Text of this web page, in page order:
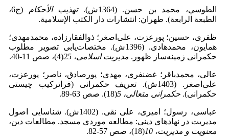
الطوسي، محمد بن حسن. (1364ش). تهذيب الأحكام
(ج6،
الطبعة الرابعة). طهران: انتشارات دار الكتب الإسلامية.
ظفری، حسین؛ پورعزت، علی‌اصغر؛ ذوالفقارزاده، محمدمهدی؛
همایون، محمدهادی. (1396ش). مختصات‌یابی تصویر مطلوب
حکمرانی زمینه‌ساز ظهور. مدیریت اسلامی، 25 (4)، صص 11-40.
عالی، محمدباقر؛ غضنفری، مهدی؛ پورصادق، ناصر؛ پورعزت،
علی‌اصغر. (1403ش). تعریف حکمرانی (فراترکیب چیستی
حکمرانی). حکمرانی متعالی، 5 (18). صص 63-89.
عباسی، رسول؛ امیری، علی نقی. (1402ش). شناسایی اصول
مدیریت در نهادهای دینی: مطالعه موردی مسجد. مطالعات دین،
معنویت و مدیریت، 10
(18)، صص 57-82.